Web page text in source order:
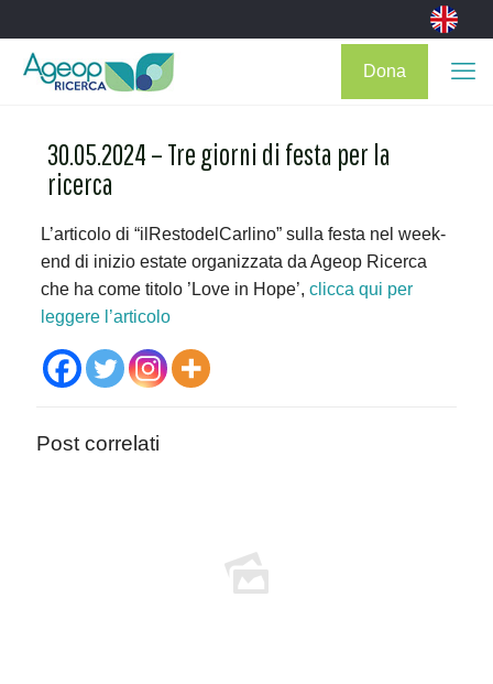
Dona
30.05.2024 – Tre giorni di festa per la
ricerca
L’articolo di “ilRestodelCarlino” sulla festa nel week-
end di inizio estate organizzata da Ageop Ricerca
che ha come titolo ’Love in Hope’, clicca qui per
leggere l’articolo
Post correlati